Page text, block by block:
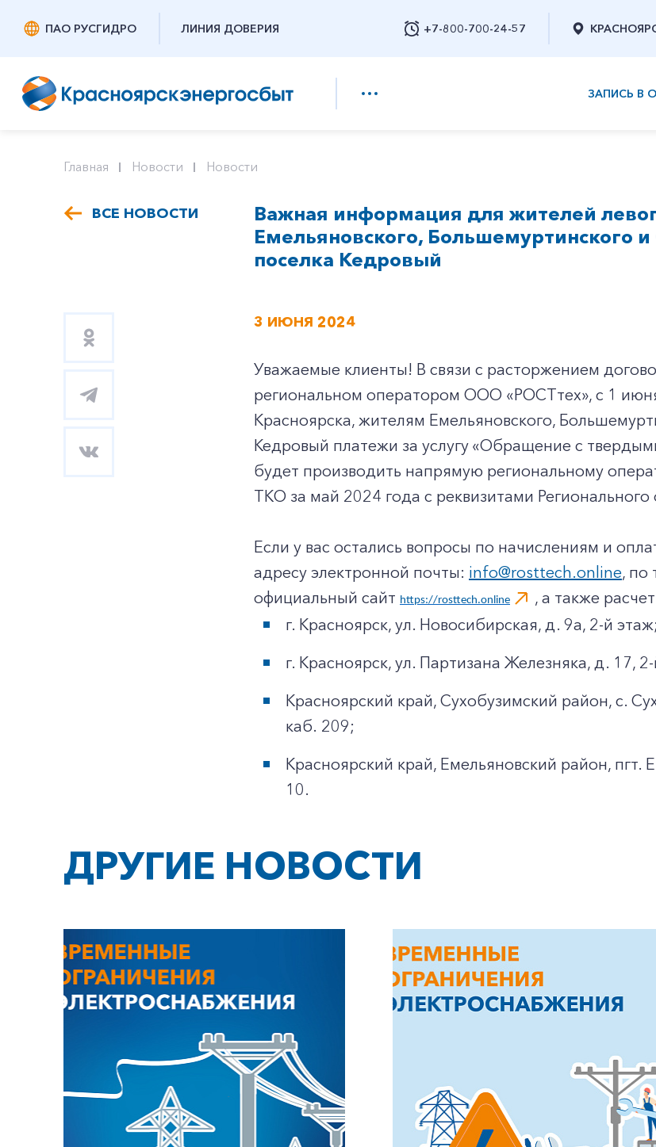
ПАО РУСГИДРО ЛИНИЯ ДОВЕРИЯ +7-800-700-24-57
Заказать обратный звонок
ЗАПИСЬ В
+7-800-700-24-57
Заказать обратный звонок
Частным клиентам
Главная Новости Новости
ВСЕ НОВОСТИ
Важная информация для жителей
Емельяновского, Большемуртинского
поселка Кедровый
3 ИЮНЯ 2024
Уважаемые клиенты! В связи с расторжением
региональном оператором ООО «РОСТтех», с 1
Красноярска, жителям Емельяновского,
Кедровый платежи за услугу «Обращение с
будет производить напрямую региональному
ТКО за май 2024 года с реквизитами
Если у вас остались вопросы по начислениям и
адресу электронной почты: info@rosttech.online, по
официальный сайт https://rosttech.online
, а также
г. Красноярск, ул. Новосибирская, д. 9а, 2-й этаж;
г. Красноярск, ул. Партизана Железняка, д. 17,
Красноярский край, Сухобузимский район, с.
каб. 209;
Красноярский край, Емельяновский район,
10.
ДРУГИЕ НОВОСТИ